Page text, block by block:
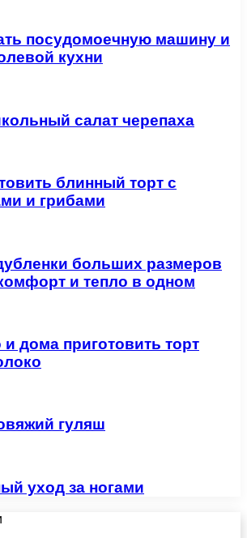
посудомоечную машину и
кухни
салат черепаха
блинный торт с
и грибами
больших размеров
и тепло в одном
дома приготовить торт
гуляш
уход за ногами